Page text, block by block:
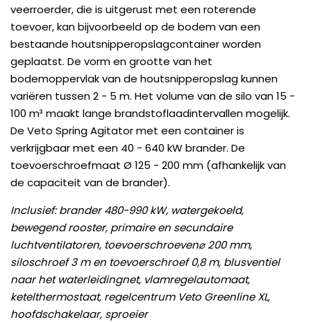
veerroerder, die is uitgerust met een roterende
toevoer, kan bijvoorbeeld op de bodem van een
bestaande houtsnipperopslagcontainer worden
geplaatst. De vorm en grootte van het
bodemoppervlak van de houtsnipperopslag kunnen
variëren tussen 2 - 5 m. Het volume van de silo van 15 -
100 m³ maakt lange brandstoflaadintervallen mogelijk.
De Veto Spring Agitator met een container is
verkrijgbaar met een 40 - 640 kW brander. De
toevoerschroefmaat Ø 125 - 200 mm (afhankelijk van
de capaciteit van de brander).
Inclusief: brander 480-990 kW, watergekoeld,
bewegend rooster, primaire en secundaire
luchtventilatoren, toevoerschroeven⌀ 200 mm,
siloschroef 3 m en toevoerschroef 0,8 m, blusventiel
naar het waterleidingnet, vlamregelautomaat,
ketelthermostaat, regelcentrum Veto Greenline XL,
hoofdschakelaar, sproeier